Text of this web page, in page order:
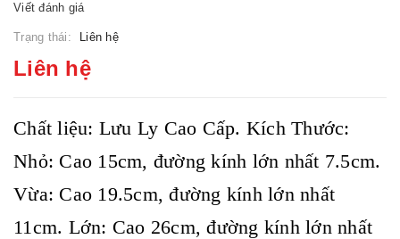
Viết đánh giá
Trạng thái: Liên hệ
Liên hệ
Chất liệu: Lưu Ly Cao Cấp. Kích Thước:
Nhỏ: Cao 15cm, đường kính lớn nhất 7.5cm.
Vừa: Cao 19.5cm, đường kính lớn nhất
11cm. Lớn: Cao 26cm, đường kính lớn nhất